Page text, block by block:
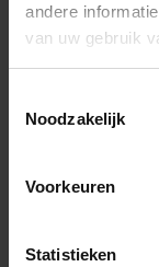
andere
van uw gebruik
Noodzakelijk
Voorkeuren
Statistieken